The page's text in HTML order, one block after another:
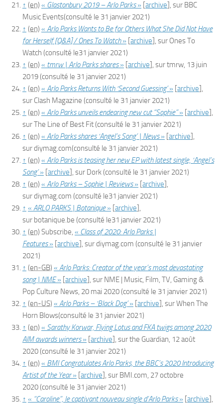
↑ (en) « Glastonbury 2019 – Arlo Parks» [archive], sur BBC
Music Events(consulté le 31 janvier 2021)
↑ (en) « Arlo Parks Wants to Be for Others What She Did Not Have
for Herself [Q&A] / Ones To Watch» [archive], sur Ones To
Watch (consulté le31 janvier 2021)
↑ (en) « tmrw | Arlo Parks shares» [archive], surtmrw, 13 juin
2019(consulté le 31 janvier 2021)
↑ (en) « Arlo Parks Returns With ‘Second Guessing’» [archive],
sur Clash Magazine (consulté le 31 janvier 2021)
↑ (en) « Arlo Parks unveils endearing new cut “Sophie”» [archive],
surThe Line of Best Fit(consulté le 31 janvier 2021)
↑ (en) « Arlo Parks shares ‘Angel’s Song’ | News» [archive],
surdiymag.com(consulté le 31 janvier 2021)
↑ (en) « Arlo Parks is teasing her new EP with latest single, ‘Angel’s
Song’» [archive], sur Dork(consulté le 31 janvier 2021)
↑ (en) « Arlo Parks – Sophie | Reviews» [archive],
surdiymag.com (consulté le31 janvier 2021)
↑ « ARLO PARKS | Botanique» [archive],
sur botanique.be (consulté le31 janvier 2021)
↑ (en) Subscribe, « Class of 2020: Arlo Parks |
Features» [archive], surdiymag.com (consulté le 31 janvier
2021)
↑ (en-GB) « Arlo Parks: Creator of the year’s most devastating
song | NME» [archive], sur NME | Music, Film, TV, Gaming &
Pop Culture News, 20 mai 2020(consulté le 31 janvier 2021)
↑ (en-US) « Arlo Parks – ‘Black Dog’» [archive], surWhen The
Horn Blows(consulté le 31 janvier 2021)
↑ (en) « Sarathy Korwar, Flying Lotus and FKA twigs among 2020
AIM awards winners» [archive], surthe Guardian, 12 août
2020(consulté le 31 janvier 2021)
↑ (en) « BMI Congratulates Arlo Parks, the BBC’s 2020 Introducing
Artist of the Year» [archive], sur BMI.com, 27 octobre
2020(consulté le 31 janvier 2021)
↑ « “Caroline”, le captivant nouveau single d’Arlo Parks» [archive],